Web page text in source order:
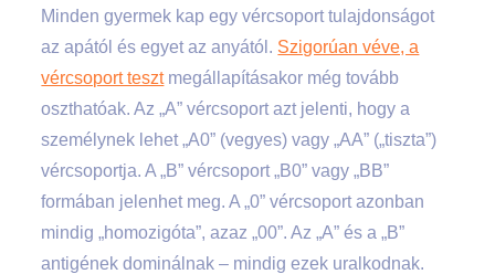
Minden gyermek kap egy vércsoport tulajdonságot
az apától és egyet az anyától. Szigorúan véve, a
vércsoport tesztmegállapításakor még tovább
oszthatóak. Az „A” vércsoport azt jelenti, hogy a
személynek lehet „A0” (vegyes) vagy „AA” („tiszta”)
vércsoportja. A „B” vércsoport „B0” vagy „BB”
formában jelenhet meg. A „0” vércsoport azonban
mindig „homozigóta”, azaz „00”. Az „A” és a „B”
antigének dominálnak – mindig ezek uralkodnak.